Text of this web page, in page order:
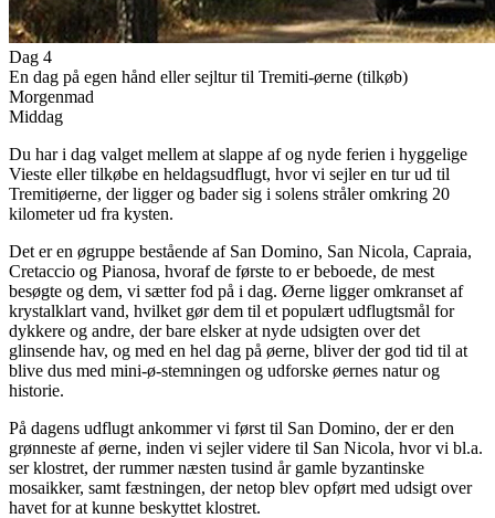
Dag 4
En dag på egen hånd eller sejltur til Tremiti-øerne (tilkøb)
Morgenmad
Middag
Du har i dag valget mellem at slappe af og nyde ferien i hyggelige
Vieste eller tilkøbe en heldagsudflugt, hvor vi sejler en tur ud til
Tremitiøerne, der ligger og bader sig i solens stråler omkring 20
kilometer ud fra kysten.
Det er en øgruppe bestående af San Domino, San Nicola, Capraia,
Cretaccio og Pianosa, hvoraf de første to er beboede, de mest
besøgte og dem, vi sætter fod på i dag. Øerne ligger omkranset af
krystalklart vand, hvilket gør dem til et populært udflugtsmål for
dykkere og andre, der bare elsker at nyde udsigten over det
glinsende hav, og med en hel dag på øerne, bliver der god tid til at
blive dus med mini-ø-stemningen og udforske øernes natur og
historie.
På dagens udflugt ankommer vi først til San Domino, der er den
grønneste af øerne, inden vi sejler videre til San Nicola, hvor vi bl.a.
ser klostret, der rummer næsten tusind år gamle byzantinske
mosaikker, samt fæstningen, der netop blev opført med udsigt over
havet for at kunne beskyttet klostret.